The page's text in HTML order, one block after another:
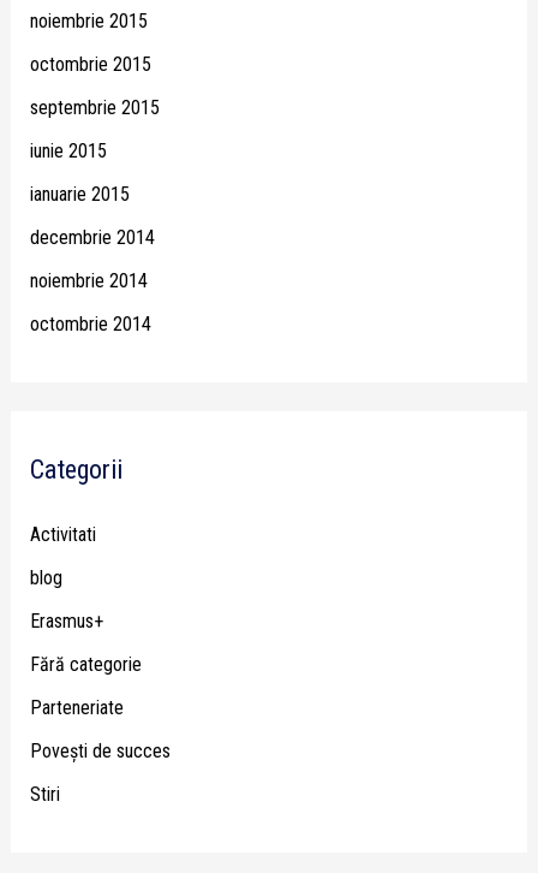
noiembrie 2015
octombrie 2015
septembrie 2015
iunie 2015
ianuarie 2015
decembrie 2014
noiembrie 2014
octombrie 2014
Categorii
Activitati
blog
Erasmus+
Fără categorie
Parteneriate
Poveşti de succes
Stiri